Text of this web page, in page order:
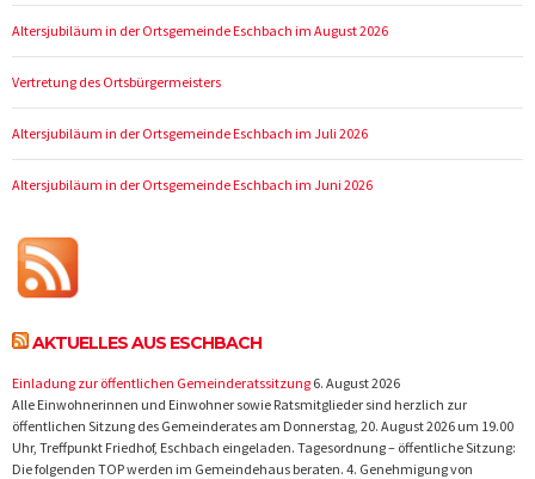
Altersjubiläum in der Ortsgemeinde Eschbach im August 2026
Vertretung des Ortsbürgermeisters
Altersjubiläum in der Ortsgemeinde Eschbach im Juli 2026
Altersjubiläum in der Ortsgemeinde Eschbach im Juni 2026
AKTUELLES AUS ESCHBACH
Einladung zur öffentlichen Gemeinderatssitzung 6. August 2026
Alle Einwohnerinnen und Einwohner sowie Ratsmitglieder sind herzlich zur
öffentlichen Sitzung des Gemeinderates am Donnerstag, 20. August 2026 um 19.00
Uhr, Treffpunkt Friedhof, Eschbach eingeladen. Tagesordnung – öffentliche Sitzung:
Die folgenden TOP werden im Gemeindehaus beraten. 4. Genehmigung von